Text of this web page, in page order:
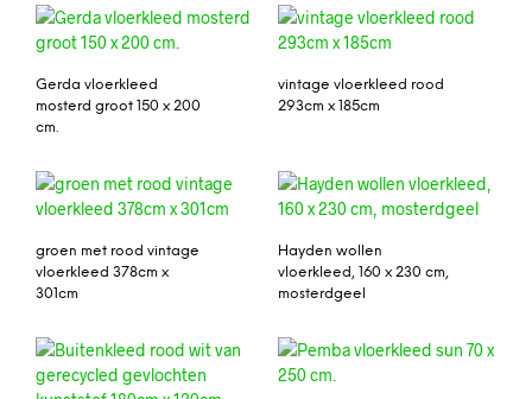
Gerda vloerkleed
mosterd groot 150 x 200
cm.
vintage vloerkleed rood
293cm x 185cm
groen met rood vintage
vloerkleed 378cm x
301cm
Hayden wollen
vloerkleed, 160 x 230 cm,
mosterdgeel